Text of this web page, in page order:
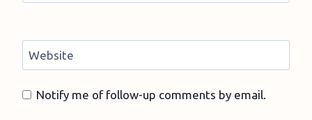
Website
Notify me of follow-up comments by email.